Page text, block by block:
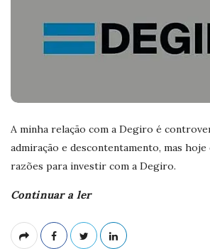
A minha relação com a Degiro é
admiração e descontentamento, mas hoje
razões para investir com a Degiro.
Continuar a ler